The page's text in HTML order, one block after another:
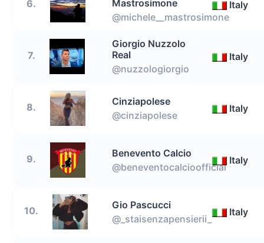
6.
Mastrosimone
@michele__mastrosimone
Italy
7.
Giorgio Nuzzolo
Real
@nuzzologiorgio
Italy
8.
Cinziapolese
@cinziapolese
Italy
9.
Benevento Calcio
@beneventocalcioofficial
Italy
10.
Gio Pascucci
@_staisenzapensierii_
Italy